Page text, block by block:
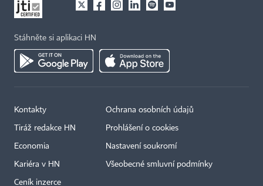
Stáhněte si aplikaci HN
Kontakty
Tiráž redakce HN
Economia
Kariéra v HN
Ceník inzerce
Ochrana osobních údajů
Prohlášení o cookies
Nastavení soukromí
Všeobecné smluvní podmínky